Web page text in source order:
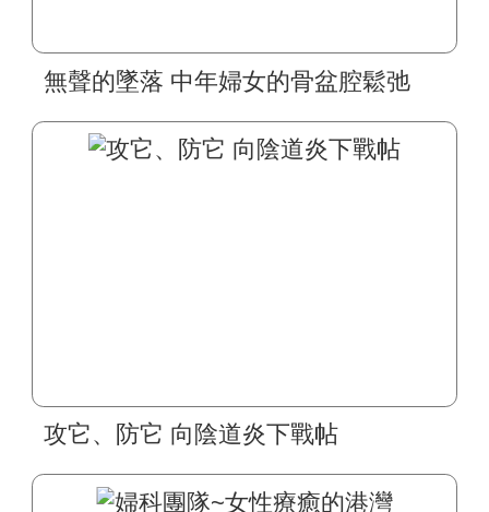
無聲的墜落 中年婦女的骨盆腔鬆弛
攻它、防它 向陰道炎下戰帖